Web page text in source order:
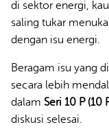
di sektor energi,
saling tukar
dengan isu energi.
Beragam isu yang
secara lebih
dalam Seri 10 P (10
diskusi selesai.